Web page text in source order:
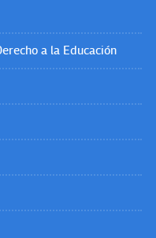
a la Educación